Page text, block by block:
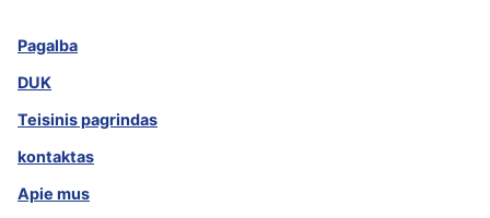
Pagalba
DUK
Teisinis pagrindas
kontaktas
Apie mus